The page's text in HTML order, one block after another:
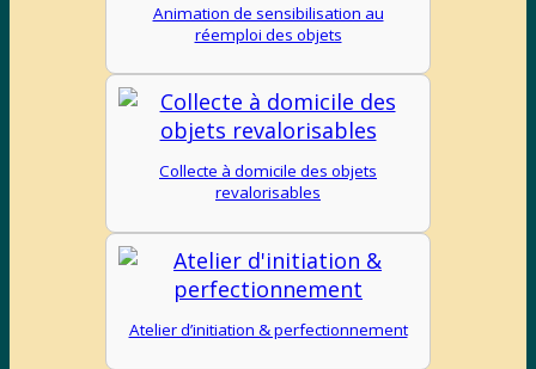
Animation de sensibilisation au
réemploi des objets
Collecte à domicile des objets
revalorisables
Atelier d’initiation & perfectionnement